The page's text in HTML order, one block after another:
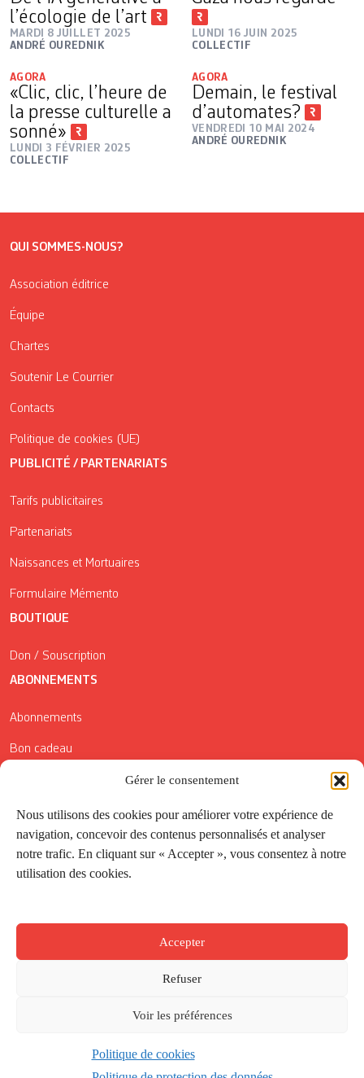
Gérer le consentement
Nous utilisons des cookies pour améliorer votre expérience de
navigation, concevoir des contenus personnalisés et analyser
notre trafic. En cliquant sur « Accepter », vous consentez à notre
utilisation des cookies.
Accepter
Refuser
Voir les préférences
Politique de cookies
l’écologie de l’art
MARDI 8 JUILLET 2025
ANDRÉ OUREDNIK
LUNDI 16 JUIN 2025
COLLECTIF
AGORA
«Clic, clic, l’heure de
la presse culturelle a
sonné»
LUNDI 3 FÉVRIER 2025
COLLECTIF
AGORA
Demain, le festival
d’automates?
VENDREDI 10 MAI 2024
ANDRÉ OUREDNIK
QUI SOMMES-NOUS?
Association éditrice
Équipe
Chartes
Soutenir Le Courrier
Contacts
Politique de cookies (UE)
PUBLICITÉ / PARTENARIATS
Tarifs publicitaires
Partenariats
Naissances et Mortuaires
Formulaire Mémento
BOUTIQUE
Don / Souscription
ABONNEMENTS
Abonnements
Bon cadeau
Conditions générales de vente
Réductions de la Carte Côté Courrier
Application